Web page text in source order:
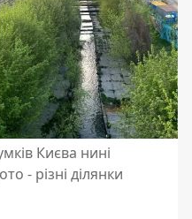
Києва нині
- різні ділянки